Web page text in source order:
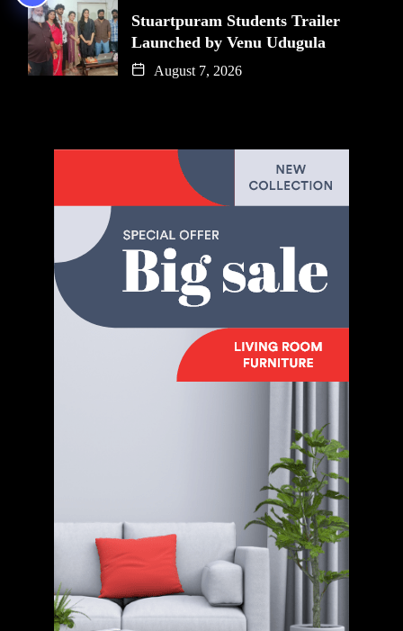
Stuartpuram Students Trailer
Launched by Venu Udugula
August 7, 2026